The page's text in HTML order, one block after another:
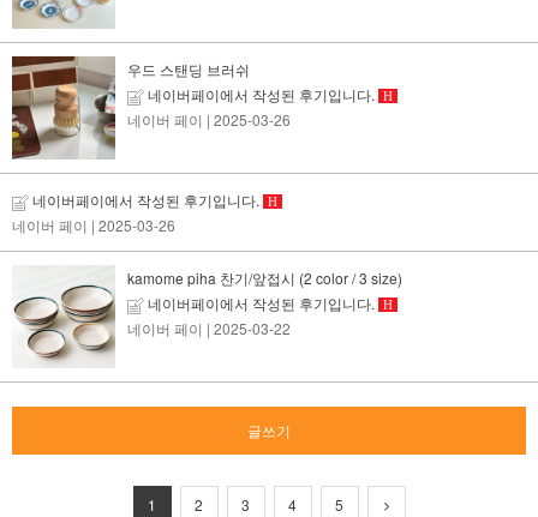
우드 스탠딩 브러쉬
네이버페이에서 작성된 후기입니다.
H
네이버 페이 | 2025-03-26
네이버페이에서 작성된 후기입니다. H
네이버 페이 | 2025-03-26
kamome piha 찬기/앞접시 (2 color / 3 size)
네이버페이에서 작성된 후기입니다.
H
네이버 페이 | 2025-03-22
글쓰기
1 2 3 4 5